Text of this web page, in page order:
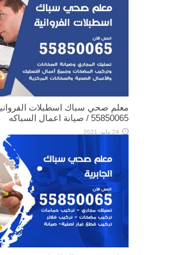
معلم صحي سباك اسطبلات
55850065 / صيانة اعمال السباكه
24 مايو، 2021